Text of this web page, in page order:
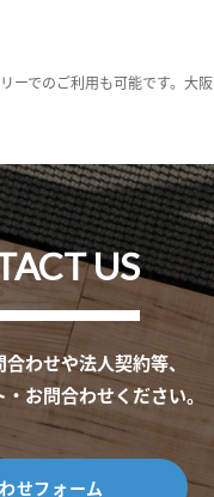
でのご利用も可能です。大
US
わせや法人契約等、
お問合わせください。
せフォーム